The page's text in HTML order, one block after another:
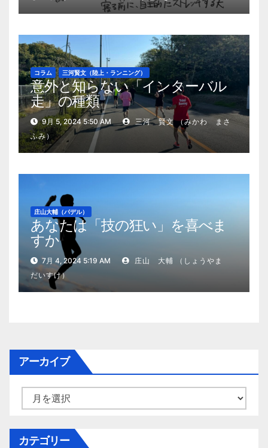
コラム 三河賢文（陸上・ランニング）
意外と知らない「インターバル
走」の種類
9月 5, 2024 5:50 AM
三河 賢文 （みかわ まさ
ふみ）
庄山大輔（パデル）
あなたは「技の狂い」を喜べま
すか
7月 4, 2024 5:19 AM
庄山 大輔 （しょうやま
だいすけ）
アーカイブ
ー
イ
カテゴリー